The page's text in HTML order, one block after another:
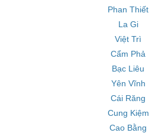
Phan Thiết
La Gi
Việt Trì
Cẩm Phả
Bạc Liêu
Yên Vĩnh
Cái Răng
Cung Kiệm
Cao Bằng